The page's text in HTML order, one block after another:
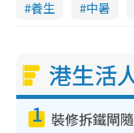
養生 中暑
港生活
1